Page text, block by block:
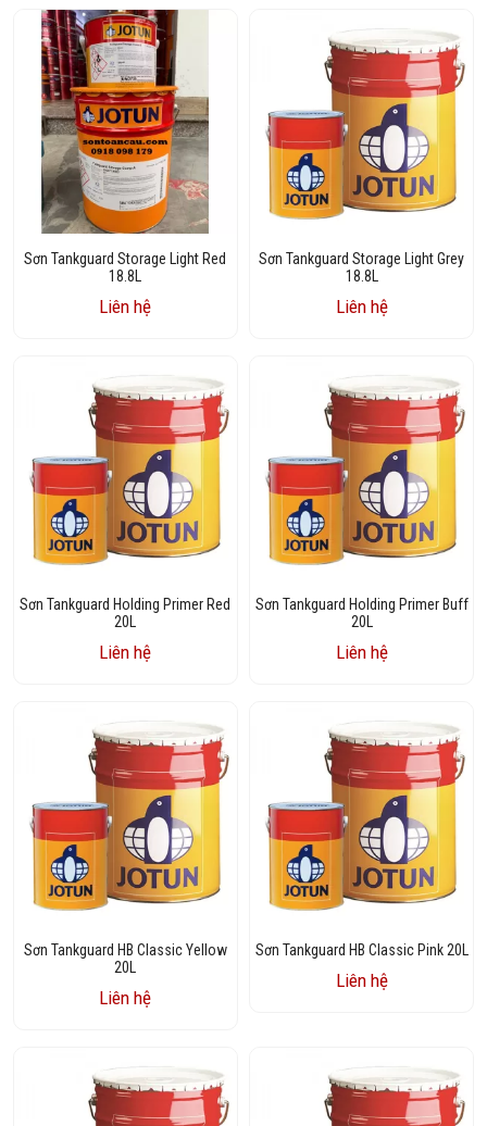
Sơn Tankguard Storage Light Red
18.8L
Liên hệ
Sơn Tankguard Storage Light Grey
18.8L
Liên hệ
Sơn Tankguard Holding Primer Red
20L
Liên hệ
Sơn Tankguard Holding Primer Buff
20L
Liên hệ
Sơn Tankguard HB Classic Yellow
20L
Liên hệ
Sơn Tankguard HB Classic Pink 20L
Liên hệ